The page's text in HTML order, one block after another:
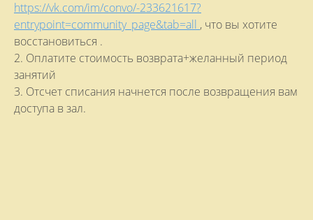
https://vk.com/im/convo/-233621617?
entrypoint=community_page&tab=all , что вы хотите
восстановиться .
2. Оплатите стоимость возврата+желанный период
занятий
3. Отсчет списания начнется после возвращения вам
доступа в зал.